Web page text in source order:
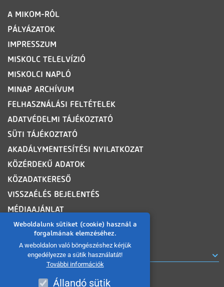
Weboldalunk sütiket (cookie) használ a
forgalmának elemzéséhez.
A weboldalon való böngészéshez kérjük
engedélyezze a sütik használatát!
További információk
Állandó sütik
LÁBLÉC
A MIKOM-RÓL
PÁLYÁZATOK
IMPRESSZUM
MISKOLC TELELVÍZIÓ
MISKOLCI NAPLÓ
MINAP ARCHÍVUM
FELHASZNÁLÁSI FELTÉTELEK
ADATVÉDELMI TÁJÉKOZTATÓ
SÜTI TÁJÉKOZTATÓ
AKADÁLYMENTESÍTÉSI NYILATKOZAT
KÖZÉRDEKŰ ADATOK
KÖZADATKERESŐ
VISSZAÉLÉS BEJELENTÉS
MÉDIAAJÁNLAT
OLDALTÉRKÉP
ROVATOK